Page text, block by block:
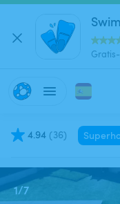
4.94 (36)
Este anuncio
1/7